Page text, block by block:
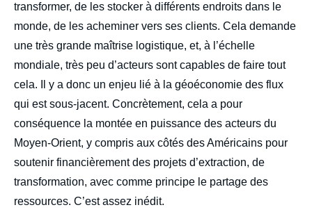
transformer, de les stocker à différents endroits dans le
monde, de les acheminer vers ses clients. Cela demande
une très grande maîtrise logistique, et, à l’échelle
mondiale, très peu d’acteurs sont capables de faire tout
cela. Il y a donc un enjeu lié à la géoéconomie des flux
qui est sous-jacent. Concrètement, cela a pour
conséquence la montée en puissance des acteurs du
Moyen-Orient, y compris aux côtés des Américains pour
soutenir financièrement des projets d’extraction, de
transformation, avec comme principe le partage des
ressources. C’est assez inédit.